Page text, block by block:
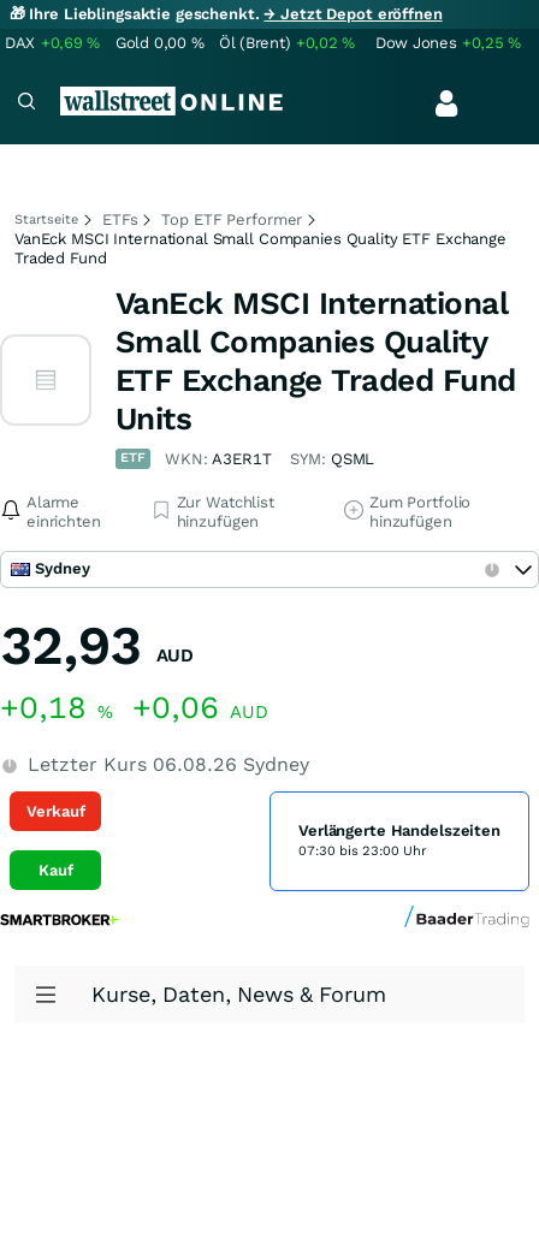
🎁 Ihre Lieblingsaktie geschenkt.→ Jetzt Depot eröffnen
DAX +0,69% Gold 0,00 % Öl (Brent) +0,02% Dow Jones +0,25%
Startseite ETFs
Top ETF Performer
VanEck MSCI International Small Companies Quality ETF Exchange
Traded Fund
VanEck MSCI International
Small Companies Quality
ETF Exchange Traded Fund
Units
ETF WKN:A3ER1T SYM: QSML
Alarme
einrichten
Zur Watchlist
hinzufügen
Zum Portfolio
hinzufügen
Sydney
32,93 AUD
+0,18 % +0,06 AUD
Letzter Kurs 06.08.26 Sydney
Verkauf
Kauf
Verlängerte Handelszeiten
07:30 bis 23:00 Uhr
Kurse, Daten, News & Forum